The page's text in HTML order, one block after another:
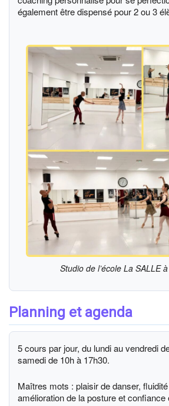
également être dispensé pour 2 ou 3
Studio de l’école La SALLE
Planning et agenda
5 cours par jour, du lundi au vendredi
samedi de 10h à 17h30.
Maîtres mots : plaisir de danser,
amélioration de la posture et confiance